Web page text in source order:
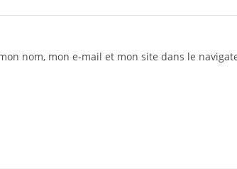
nom, mon e-mail et mon site dans le